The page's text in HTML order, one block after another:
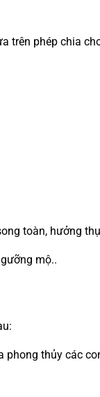
trên phép chia
toàn, hưởng
mộ..
phong thủy các